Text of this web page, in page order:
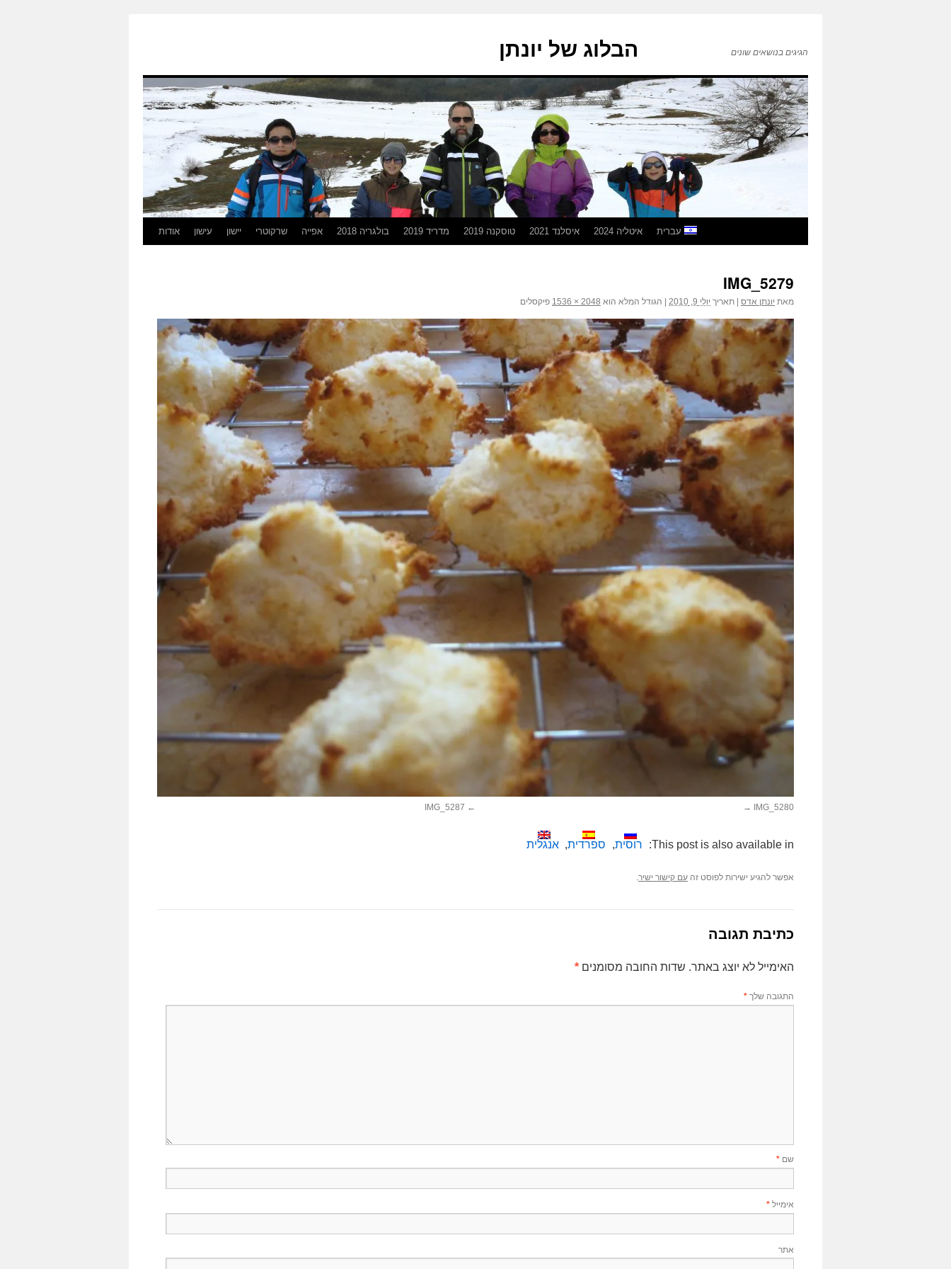
הבלוג של יונתן הגיגים בנושאים שונים
אודות עישון יישון שרקוטרי אפייה בולגריה 2018 מדריד 2019 טוסקנה 2019 איסלנד 2021 איטליה 2024 עברית
IMG_5279
מאת יונתן אדס תאריך יולי 9, 2010 הגודל המלא הוא 2048 × 1536 פיקסלים
IMG_5287 IMG_5280
This post is also available in: רוסית ספרדית אנגלית
אפשר להגיע ישירות לפוסט זה עם קישור ישיר.
כתיבת תגובה
האימייל לא יוצג באתר. שדות החובה מסומנים *
התגובה שלך *
שם *
אימייל *
אתר